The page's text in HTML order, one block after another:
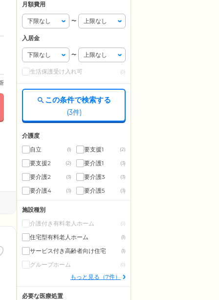
月額費用
〜
入居金
〜
生活保護受け入れ可 (0)
この条件で検索する
(3件)
介護度
自立
(1) 要支援1 (2)
要支援2 (2) 要介護1 (3)
要介護2 (3) 要介護3 (3)
要介護4 (3) 要介護5 (3)
施設種別
介護付き有料老人ホーム
(0)
住宅型有料老人ホーム (1)
サービス付き高齢者向け住宅 (1)
グループホーム (0)
もっと見る（7件）
必要な医療処置